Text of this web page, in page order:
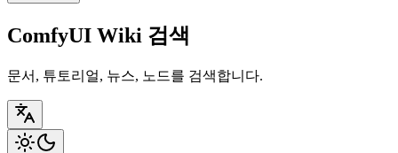
ComfyUI Wiki 검색
문서, 튜토리얼, 뉴스, 노드를 검색합니다.